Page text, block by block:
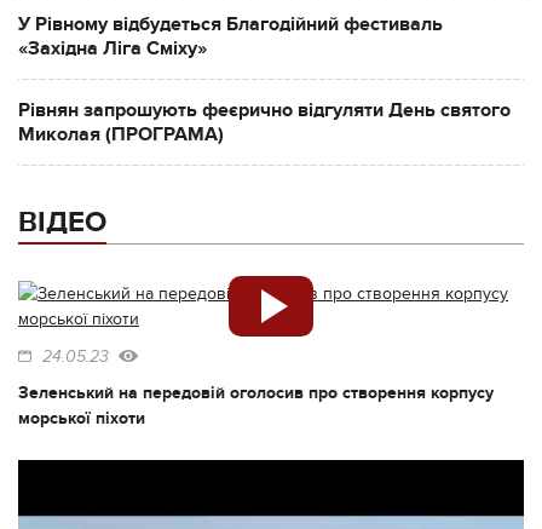
У Рівному відбудеться Благодійний фестиваль
«Західна Ліга Сміху»
Рівнян запрошують феєрично відгуляти День святого
Миколая (ПРОГРАМА)
ВІДЕО
24.05.23
Зеленський на передовій оголосив про створення корпусу
морської піхоти